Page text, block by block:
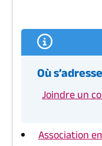
Où
Joindre un
Association